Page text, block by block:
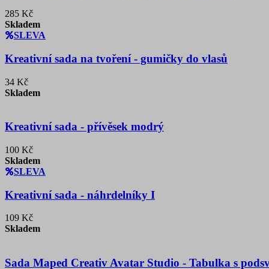
285 Kč
Skladem
SLEVA
Kreativní sada na tvoření - gumičky do vlasů
34 Kč
Skladem
Kreativní sada - přívěsek modrý
100 Kč
Skladem
SLEVA
Kreativní sada - náhrdelníky I
109 Kč
Skladem
Sada Maped Creativ Avatar Studio - Tabulka s